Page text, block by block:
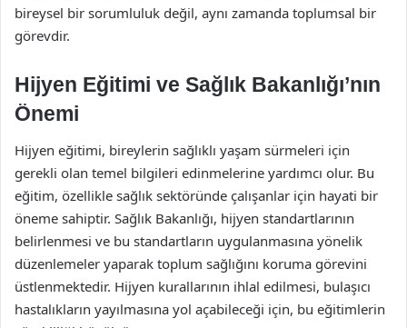
bireysel bir sorumluluk değil, aynı zamanda toplumsal bir
görevdir.
Hijyen Eğitimi ve Sağlık Bakanlığı’nın
Önemi
Hijyen eğitimi, bireylerin sağlıklı yaşam sürmeleri için
gerekli olan temel bilgileri edinmelerine yardımcı olur. Bu
eğitim, özellikle sağlık sektöründe çalışanlar için hayati bir
öneme sahiptir. Sağlık Bakanlığı, hijyen standartlarının
belirlenmesi ve bu standartların uygulanmasına yönelik
düzenlemeler yaparak toplum sağlığını koruma görevini
üstlenmektedir. Hijyen kurallarının ihlal edilmesi, bulaşıcı
hastalıkların yayılmasına yol açabileceği için, bu eğitimlerin